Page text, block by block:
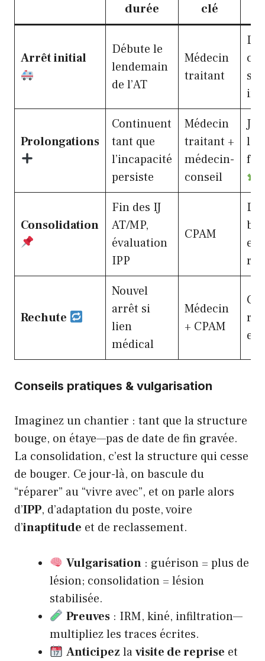
durée
clé
Arrêt initial
Débute le
lendemain
de l’AT
Médecin
traitant
Prolongations
Continuent
tant que
l’incapacité
persiste
Médecin
traitant +
médecin-
conseil
Consolidation
Fin des IJ
AT/MP,
évaluation
IPP
CPAM
Rechute
Nouvel
arrêt si
lien
médical
Médecin
+ CPAM
Conseils pratiques & vulgarisation
Imaginez un chantier : tant que la structure
bouge, on étaye—pas de date de fin gravée.
La consolidation, c’est la structure qui cesse
de bouger. Ce jour-là, on bascule du
“réparer” au “vivre avec”, et on parle alors
d’IPP, d’adaptation du poste, voire
d’inaptitude et de reclassement.
Vulgarisation: guérison = plus de
lésion; consolidation = lésion
stabilisée.
Preuves: IRM, kiné, infiltration—
multipliez les traces écrites.
Anticipez lavisite de reprise et